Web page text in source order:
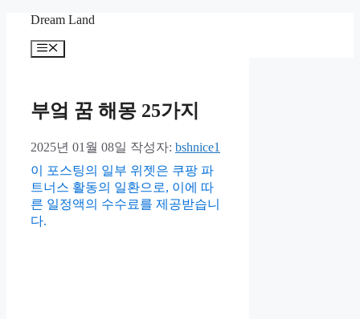
Dream Land
메
부엌 꿈 해몽 25가지
2025년 01월 08일 작성자: bshnice1
이 포스팅의 일부 위젯은 쿠팡 파
트너스 활동의 일환으로, 이에 따
른 일정액의 수수료를 제공받습니
다.